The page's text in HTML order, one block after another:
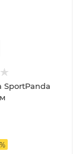
SportPanda
%